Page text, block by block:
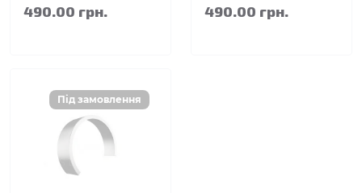
490.00 грн. 490.00 грн.